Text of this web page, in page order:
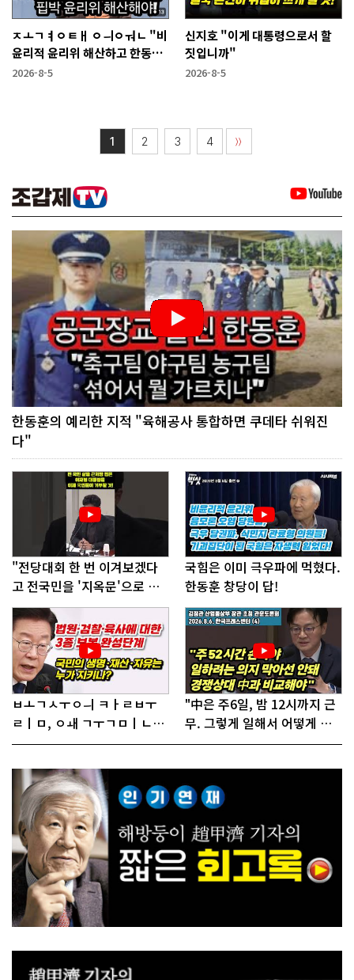
ㅈㅗㄱㅕㅇㅌㅐ ㅇㅢㅇㅝㄴ "비
윤리적 윤리위 해산하고 한동훈
복당 시켜야"
2026-8-5
신지호 "이게 대통령으로서 할
짓입니까"
2026-8-5
1 2 3 4 〉〉
한동훈의 예리한 지적 "육해공사 통합하면 쿠데타 쉬워진
다"
"전당대회 한 번 이겨보겠다
고 전국민을 '지옥문'으로 밀
어!"
국힘은 이미 극우파에 먹혔다.
한동훈 창당이 답!
ㅂㅗㄱㅅㅜㅇㅢ ㅋㅏㄹㅂㅜ
ㄹㅣㅁ, ㅇㅙ ㄱㅜㄱㅁㅣㄴㄷ
ㅡㄹㅇㅣ ㄷㅏㅇㅎㅐㅇㅑ ㅎ
"中은 주6일, 밤 12시까지 근
무. 그렇게 일해서 어떻게 경
쟁하냐 반문하더라"